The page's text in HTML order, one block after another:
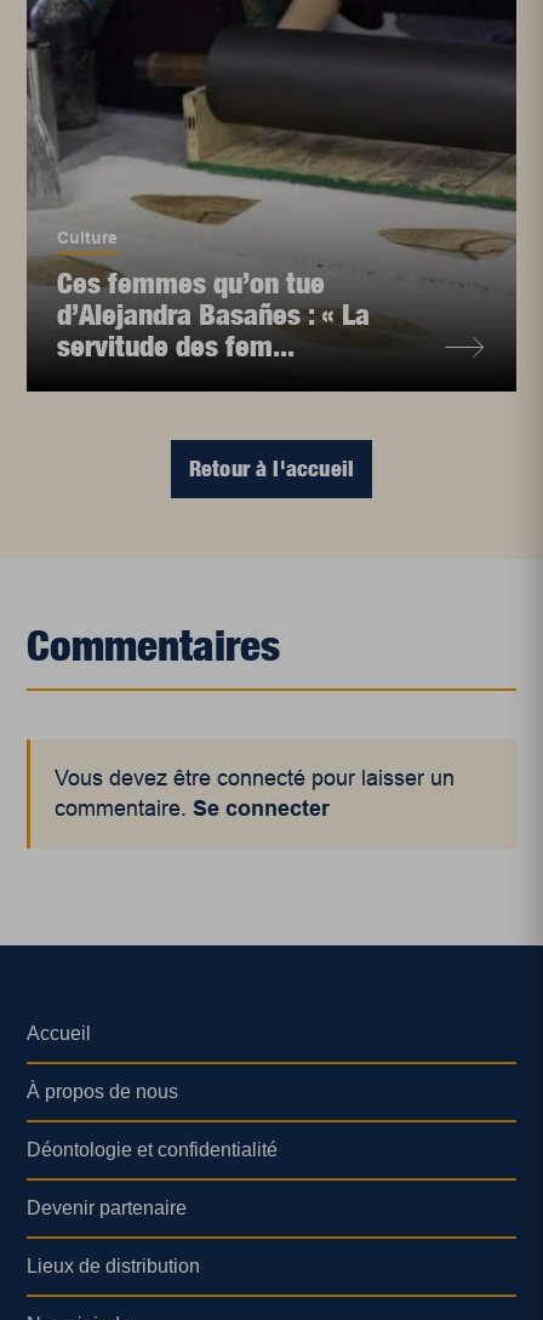
Culture
Ces femmes qu’on tue
d’Alejandra Basañes : « La
servitude des fem...
Retour à l'accueil
Commentaires
Vous devez être connecté pour laisser un
commentaire.Se connecter
Accueil
À propos de nous
Déontologie et confidentialité
Devenir partenaire
Lieux de distribution